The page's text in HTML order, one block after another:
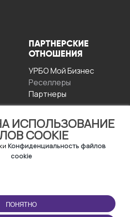
ИСПОЛЬЗОВАНИЕ
COOKIE
Конфиденциальность файлов
cookie
ПОНЯТНО
ПАРТНЕРСКИЕ
ОТНОШЕНИЯ
УРБО Мой Бизнес
Реселлеры
Партнеры
ПРИЛОЖЕНИЕ